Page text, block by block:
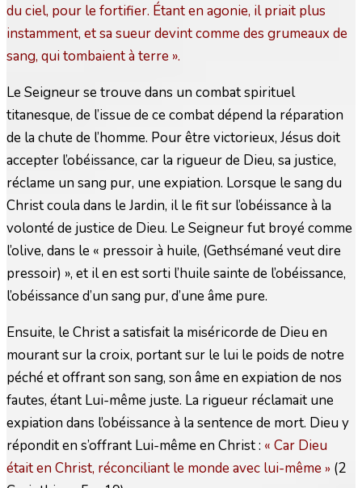
du ciel, pour le fortifier. Étant en agonie, il priait plus
instamment, et sa sueur devint comme des grumeaux de
sang, qui tombaient à terre ».
Le Seigneur se trouve dans un combat spirituel
titanesque, de l’issue de ce combat dépend la réparation
de la chute de l’homme. Pour être victorieux, Jésus doit
accepter l’obéissance, car la rigueur de Dieu, sa justice,
réclame un sang pur, une expiation. Lorsque le sang du
Christ coula dans le Jardin, il le fit sur l’obéissance à la
volonté de justice de Dieu. Le Seigneur fut broyé comme
l’olive, dans le « pressoir à huile, (Gethsémané veut dire
pressoir) », et il en est sorti l’huile sainte de l’obéissance,
l’obéissance d’un sang pur, d’une âme pure.
Ensuite, le Christ a satisfait la miséricorde de Dieu en
mourant sur la croix, portant sur le lui le poids de notre
péché et offrant son sang, son âme en expiation de nos
fautes, étant Lui-même juste. La rigueur réclamait une
expiation dans l’obéissance à la sentence de mort. Dieu y
répondit en s’offrant Lui-même en Christ : « Car Dieu
était en Christ, réconciliant le monde avec lui-même » (2